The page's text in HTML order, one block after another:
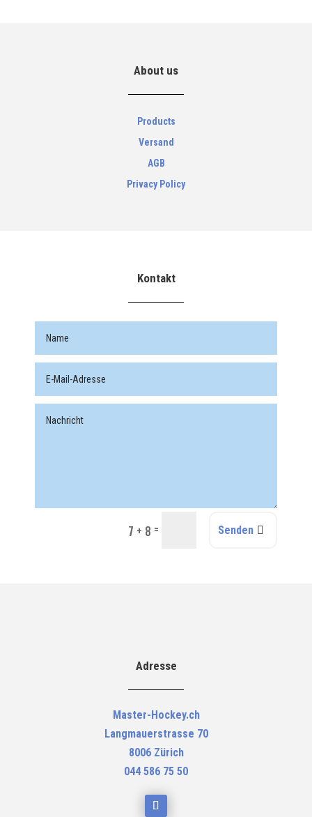
About us
Products
Versand
AGB
Privacy Policy
Kontakt
7 + 8 = Senden
Adresse
Master-Hockey.ch
Langmauerstrasse 70
8006 Zürich
044 586 75 50